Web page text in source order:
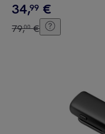
34,99 €
79,00 €